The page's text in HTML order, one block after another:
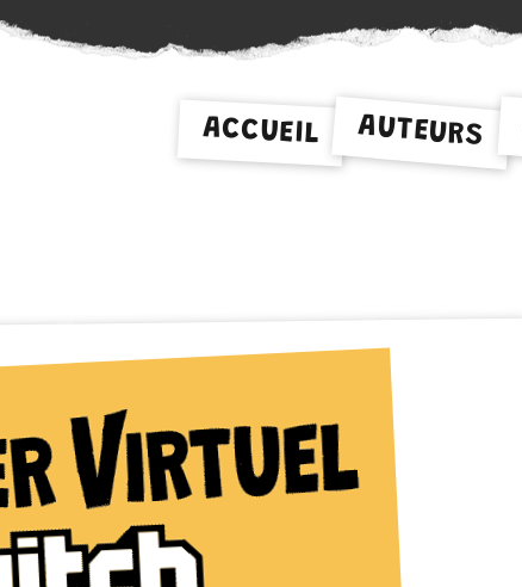
ACCUEIL AUTEURS